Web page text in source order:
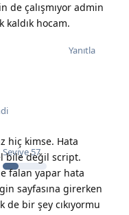
çalışmıyor admin
kaldık hocam.
Yanıtla
Seviye57
hiç kimse. Hata
bile değil script.
falan yapar hata
sayfasına girerken
bir şey cıkıyormu